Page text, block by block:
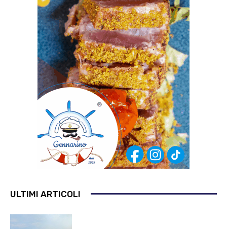
ULTIMI ARTICOLI